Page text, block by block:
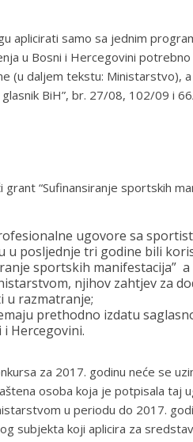
aplicirati samo sa jednim
u Bosni i Hercegovini
(u daljem tekstu: Ministarstvo), a
BiH”, br. 27/08, 102/09 i
“Sufinansiranje sportskih
ugovore sa
posljednje tri godine bili
sportskih manifestacija”
njihov zahtjev za
u razmatranje;
prethodno izdatu
Hercegovini.
za 2017. godinu neće se
osoba koja je potpisala taj
u periodu do 2017.
subjekta koji aplicira za